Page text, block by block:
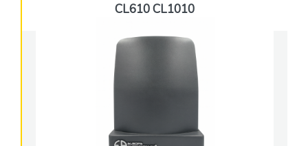
CL610 CL1010